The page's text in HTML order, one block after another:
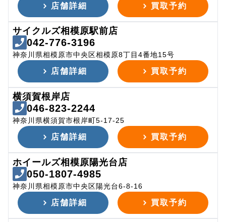
店舗詳細 買取予約
サイクルズ相模原駅前店
042-776-3196
神奈川県相模原市中央区相模原8丁目4番地15号
店舗詳細 買取予約
横須賀根岸店
046-823-2244
神奈川県横須賀市根岸町5-17-25
店舗詳細 買取予約
ホイールズ相模原陽光台店
050-1807-4985
神奈川県相模原市中央区陽光台6-8-16
店舗詳細 買取予約